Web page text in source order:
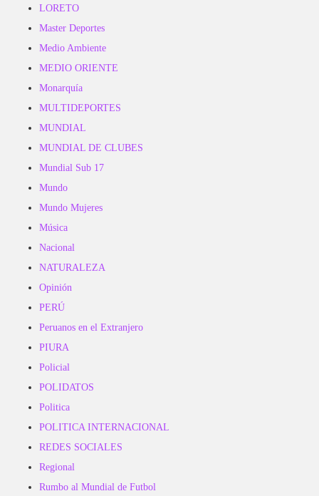
LORETO
Master Deportes
Medio Ambiente
MEDIO ORIENTE
Monarquía
MULTIDEPORTES
MUNDIAL
MUNDIAL DE CLUBES
Mundial Sub 17
Mundo
Mundo Mujeres
Música
Nacional
NATURALEZA
Opinión
PERÚ
Peruanos en el Extranjero
PIURA
Policial
POLIDATOS
Politica
POLITICA INTERNACIONAL
REDES SOCIALES
Regional
Rumbo al Mundial de Futbol